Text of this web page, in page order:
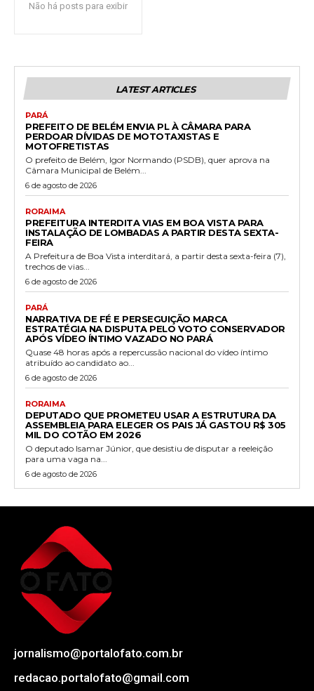
Não há posts para exibir
LATEST ARTICLES
PARÁ
PREFEITO DE BELÉM ENVIA PL À CÂMARA PARA
PERDOAR DÍVIDAS DE MOTOTAXISTAS E
MOTOFRETISTAS
O prefeito de Belém, Igor Normando (PSDB), quer aprova na
Câmara Municipal de Belém...
6 de agosto de 2026
RORAIMA
PREFEITURA INTERDITA VIAS EM BOA VISTA PARA
INSTALAÇÃO DE LOMBADAS A PARTIR DESTA SEXTA-
FEIRA
A Prefeitura de Boa Vista interditará, a partir desta sexta-feira (7),
trechos de vias...
6 de agosto de 2026
PARÁ
NARRATIVA DE FÉ E PERSEGUIÇÃO MARCA
ESTRATÉGIA NA DISPUTA PELO VOTO CONSERVADOR
APÓS VÍDEO ÍNTIMO VAZADO NO PARÁ
Quase 48 horas após a repercussão nacional do vídeo íntimo
atribuído ao candidato ao...
6 de agosto de 2026
RORAIMA
DEPUTADO QUE PROMETEU USAR A ESTRUTURA DA
ASSEMBLEIA PARA ELEGER OS PAIS JÁ GASTOU R$ 305
MIL DO COTÃO EM 2026
O deputado Isamar Júnior, que desistiu de disputar a reeleição
para uma vaga na...
6 de agosto de 2026
jornalismo@portalofato.com.br
redacao.portalofato@gmail.com